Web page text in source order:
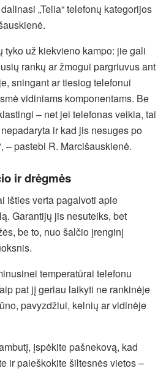
„Telia“ telefonų kategorijos
tyko už kiekvieno kampo: jie gali
rankų ar žmogui pargriuvus ant
sningant ar tiesiog telefonui
vidiniams komponentams. Be
– net jei telefonas veikia, tai
ir kad jis nesuges po
– pastebi R. Marcišauskienė.
ir drėgmės
išties verta pagalvoti apie
Garantijų jis nesuteiks, bet
be to, nuo šalčio įrenginį
temperatūrai telefonu
pat jį geriau laikyti ne rankinėje
pavyzdžiui, kelnių ar vidinėje
įspėkite pašnekovą, kad
ir paieškokite šiltesnės vietos –